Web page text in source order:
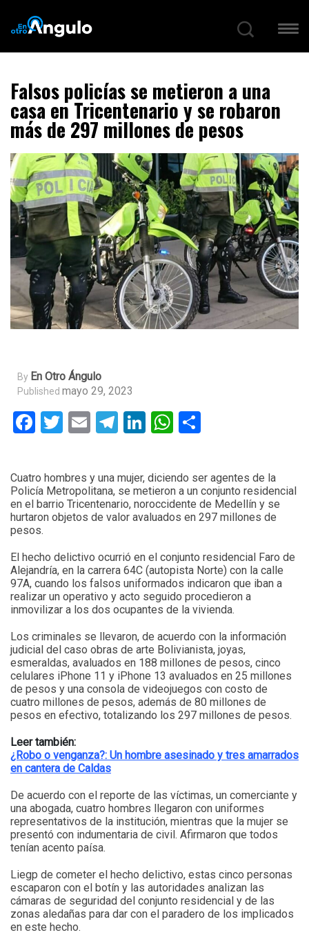
Falsos policías se metieron a una
casa en Tricentenario y se robaron
más de 297 millones de pesos
By En Otro Ángulo
Published mayo 29, 2023
Facebook
Twitter
EmailTelegram
LinkedIn
WhatsApp
Cuatro hombres y una mujer, diciendo ser agentes de la
Policía Metropolitana, se metieron a un conjunto residencial
en el barrio Tricentenario, noroccidente de Medellín y se
hurtaron objetos de valor avaluados en 297 millones de
pesos.
El hecho delictivo ocurrió en el conjunto residencial Faro de
Alejandría, en la carrera 64C (autopista Norte) con la calle
97A, cuando los falsos uniformados indicaron que iban a
realizar un operativo y acto seguido procedieron a
inmovilizar a los dos ocupantes de la vivienda.
Los criminales se llevaron, de acuerdo con la información
judicial del caso obras de arte Bolivianista, joyas,
esmeraldas, avaluados en 188 millones de pesos, cinco
celulares iPhone 11 y iPhone 13 avaluados en 25 millones
de pesos y una consola de videojuegos con costo de
cuatro millones de pesos, además de 80 millones de
pesos en efectivo, totalizando los 297 millones de pesos.
Leer también:
¿Robo o venganza?: Un hombre asesinado y tres amarrados
en cantera de Caldas
De acuerdo con el reporte de las víctimas, un comerciante y
una abogada, cuatro hombres llegaron con uniformes
representativos de la institución, mientras que la mujer se
presentó con indumentaria de civil. Afirmaron que todos
tenían acento paísa.
Liegp de cometer el hecho delictivo, estas cinco personas
escaparon con el botín y las autoridades analizan las
cámaras de seguridad del conjunto residencial y de las
zonas aledañas para dar con el paradero de los implicados
en este hecho.